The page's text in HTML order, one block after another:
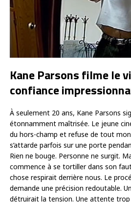
Kane Parsons filme le
confiance
À seulement 20 ans, Kane Parsons
étonnamment maîtrisée. Le jeune
du hors-champ et refuse de tout
s’attarde parfois sur une porte
Rien ne bouge. Personne ne surgit.
commence à se tortiller dans son
chose respirait derrière nous. Le
demande une précision redoutable.
détruirait la tension. Une attente